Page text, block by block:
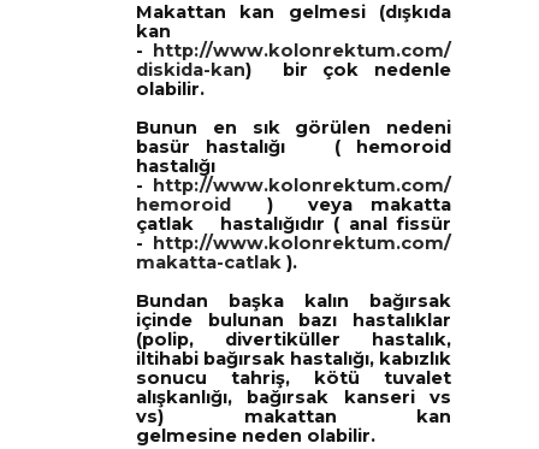
Makattan kan gelmesi (dışkıda
kan
- http://www.kolonrektum.com/
diskida-kan) bir çok nedenle
olabilir.
Bunun en sık görülen nedeni
basür hastalığı ( hemoroid
hastalığı
- http://www.kolonrektum.com/
hemoroid ) veya makatta
çatlak hastalığıdır ( anal fissür
- http://www.kolonrektum.com/
makatta-catlak ).
Bundan başka kalın bağırsak
içinde bulunan bazı hastalıklar
(polip, divertiküller hastalık,
iltihabi bağırsak hastalığı, kabızlık
sonucu tahriş, kötü tuvalet
alışkanlığı, bağırsak kanseri vs
vs) makattan kan
gelmesine neden olabilir.